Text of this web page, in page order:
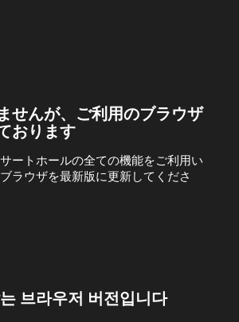
せんが、ご利用のブラウザ
おります
ートホールの全ての機能をご利用い
ラウザを最新版に更新してくださ
브라우저 버전입니다